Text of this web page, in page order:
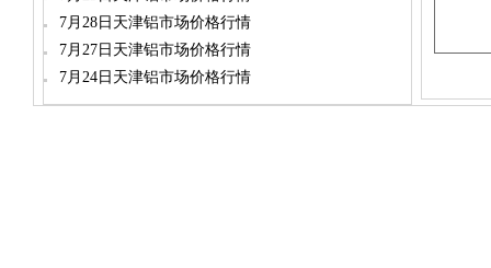
7月28日天津铝市场价格行情
7月27日天津铝市场价格行情
7月24日天津铝市场价格行情